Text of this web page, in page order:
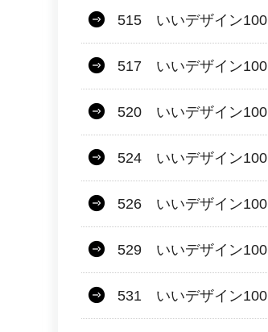
515 いいデザイン100
517 いいデザイン100
520 いいデザイン100
524 いいデザイン100
526 いいデザイン100
529 いいデザイン100
531 いいデザイン100